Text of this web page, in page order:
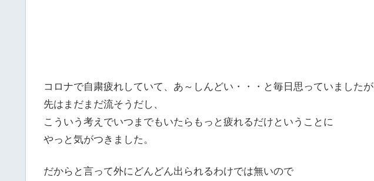
コロナで自粛疲れしていて、あ～しんどい・・・と毎日思っていましたが
先はまだまだ流そうだし、
こういう考えでいつまでもいたらもっと疲れるだけということに
やっと気がつきました。
だからと言って外にどんどん出られるわけでは無いので